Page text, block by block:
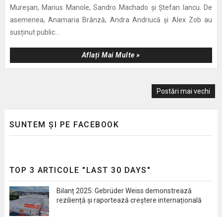
Mureșan, Marius Manole, Sandro Machado și Ștefan Iancu. De
asemenea, Anamaria Brânză, Andra Andriucă și Alex Zob au
susținut public...
Aflați Mai Multe »
Postări mai vechi
SUNTEM ȘI PE FACEBOOK
TOP 3 ARTICOLE "LAST 30 DAYS"
Bilanț 2025: Gebrüder Weiss demonstrează
reziliență și raportează creștere internațională